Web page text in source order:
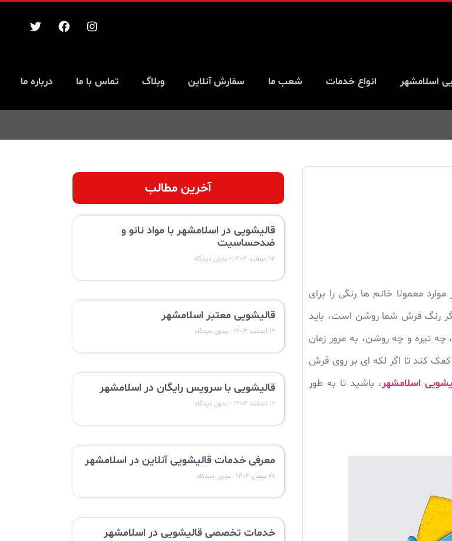
اسلامشهر انواع خدمات شعب ما سفارش آنلاین وبلاگ تماس با ما درباره ما
معمولا خانم ها رنگی را برای
رنگ فرش شما روشن است، باید
تیره و چه روشن، به مرور زمان
کند تا اگر لکه ای بر روی فرش
اسلامشهر ، باشید تا به طور
آخرین مطالب
قالیشویی در اسلامشهر با مواد نانو و
ضدحساسیت
۱۴ اسفند ۱۴۰۳ بدون دیدگاه
قالیشویی معتبر اسلامشهر
۱۲ اسفند ۱۴۰۳ بدون دیدگاه
قالیشویی با سرویس رایگان در اسلامشهر
۱۲ اسفند ۱۴۰۳ بدون دیدگاه
معرفی خدمات قالیشویی آنلاین در اسلامشهر
۲۸ بهمن ۱۴۰۳ بدون دیدگاه
خدمات تخصصی قالیشویی در اسلامشهر